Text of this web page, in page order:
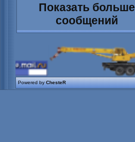
Показать больше
сообщений
Powered byChesteR